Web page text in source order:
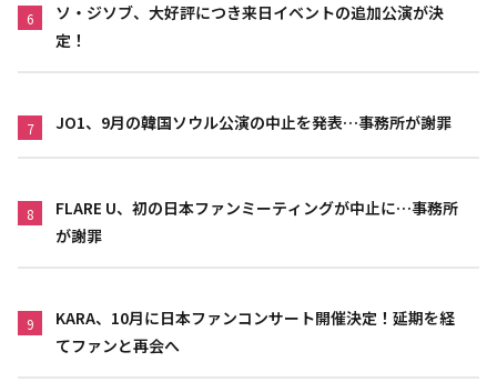
6
ソ・ジソブ、大好評につき来日イベントの追加公演が決
定！
7 JO1、9月の韓国ソウル公演の中止を発表…事務所が謝罪
8
FLARE U、初の日本ファンミーティングが中止に…事務所
が謝罪
9
KARA、10月に日本ファンコンサート開催決定！延期を経
てファンと再会へ